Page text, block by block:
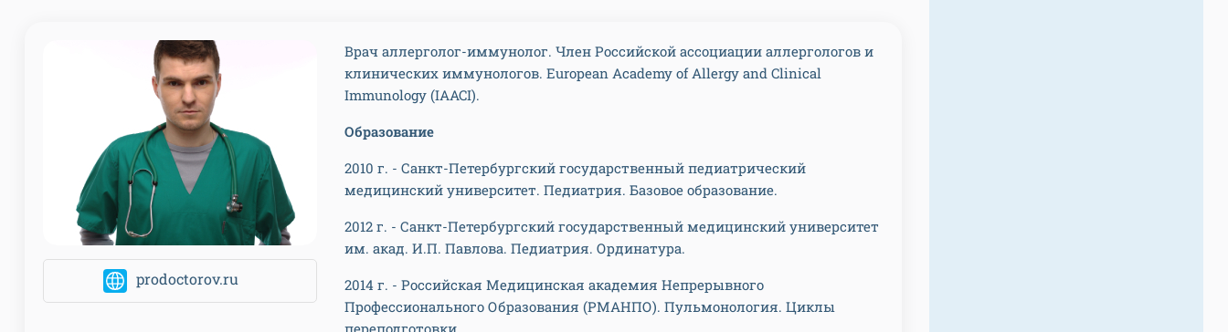
prodoctorov.ru
Врач аллерголог-иммунолог. Член Российской ассоциации аллергологов и
клинических иммунологов. European Academy of Allergy and Clinical
Immunology (IAACI).
Образование
2010 г. - Санкт-Петербургский государственный педиатрический
медицинский университет. Педиатрия. Базовое образование.
2012 г. - Санкт-Петербургский государственный медицинский университет
им. акад. И.П. Павлова. Педиатрия. Ординатура.
2014 г. - Российская Медицинская академия Непрерывного
Профессионального Образования (РМАНПО). Пульмонология. Циклы
переподготовки.